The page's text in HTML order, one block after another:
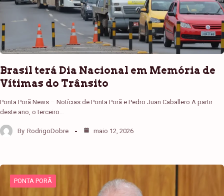
Brasil terá Dia Nacional em Memória de
Vítimas do Trânsito
Ponta Porã News – Notícias de Ponta Porã e Pedro Juan Caballero A partir
deste ano, o terceiro…
By RodrigoDobre maio 12, 2026
PONTA PORÃ